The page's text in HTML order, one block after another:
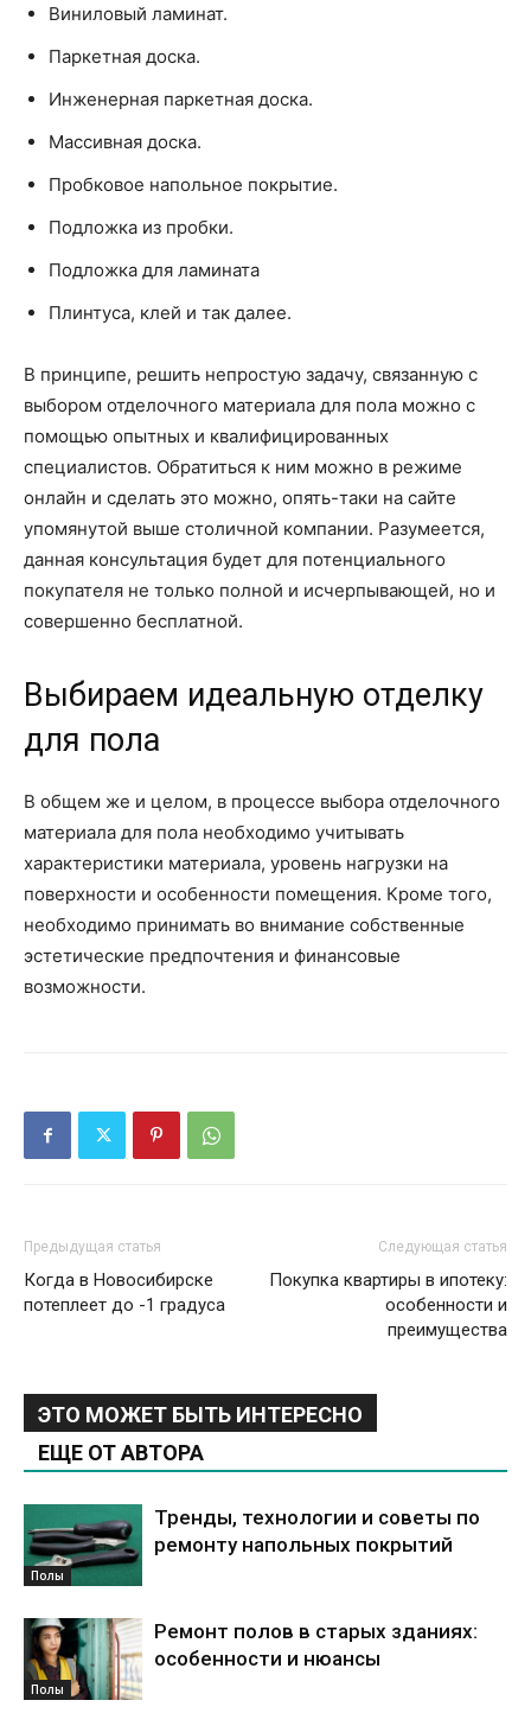
Виниловый ламинат.
Паркетная доска.
Инженерная паркетная доска.
Массивная доска.
Пробковое напольное покрытие.
Подложка из пробки.
Подложка для ламината
Плинтуса, клей и так далее.
В принципе, решить непростую задачу, связанную с
выбором отделочного материала для пола можно с
помощью опытных и квалифицированных
специалистов. Обратиться к ним можно в режиме
онлайн и сделать это можно, опять-таки на сайте
упомянутой выше столичной компании. Разумеется,
данная консультация будет для потенциального
покупателя не только полной и исчерпывающей, но и
совершенно бесплатной.
Выбираем идеальную отделку
для пола
В общем же и целом, в процессе выбора отделочного
материала для пола необходимо учитывать
характеристики материала, уровень нагрузки на
поверхности и особенности помещения. Кроме того,
необходимо принимать во внимание собственные
эстетические предпочтения и финансовые
возможности.
Предыдущая статья
Когда в Новосибирске
потеплеет до -1 градуса
Следующая статья
Покупка квартиры в ипотеку:
особенности и
преимущества
ЭТО МОЖЕТ БЫТЬ ИНТЕРЕСНО
ЕЩЕ ОТ АВТОРА
Полы
Тренды, технологии и советы по
ремонту напольных покрытий
Полы
Ремонт полов в старых зданиях:
особенности и нюансы